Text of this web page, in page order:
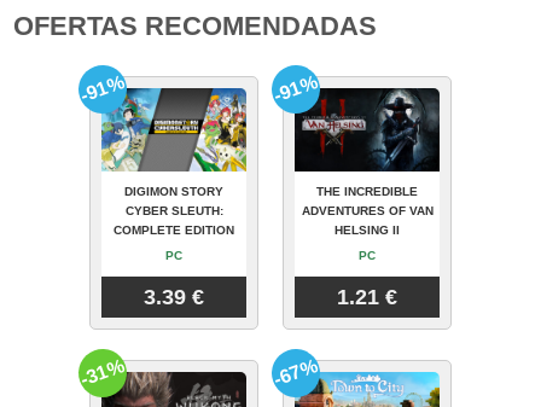
OFERTAS RECOMENDADAS
DIGIMON STORY
CYBER SLEUTH:
COMPLETE EDITION
PC
3.39 €
-91%
THE INCREDIBLE
ADVENTURES OF VAN
HELSING II
PC
1.21 €
-91%
-31% -67%